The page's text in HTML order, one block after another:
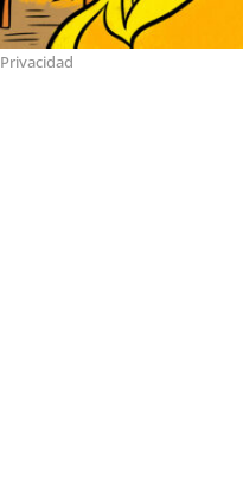
Privacidad